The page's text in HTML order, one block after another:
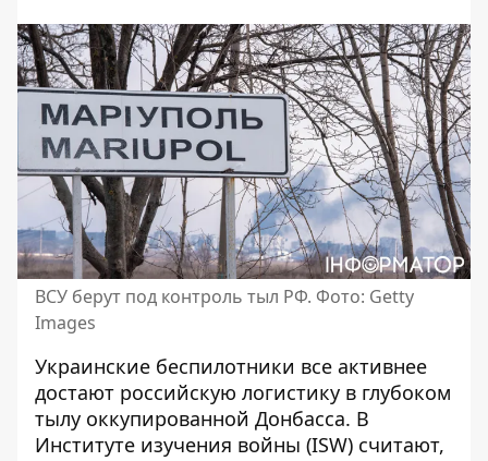
ВСУ берут под контроль тыл РФ. Фото: Getty
Images
Украинские беспилотники все активнее
достают российскую логистику в глубоком
тылу оккупированной Донбасса. В
Институте изучения войны (ISW) считают,